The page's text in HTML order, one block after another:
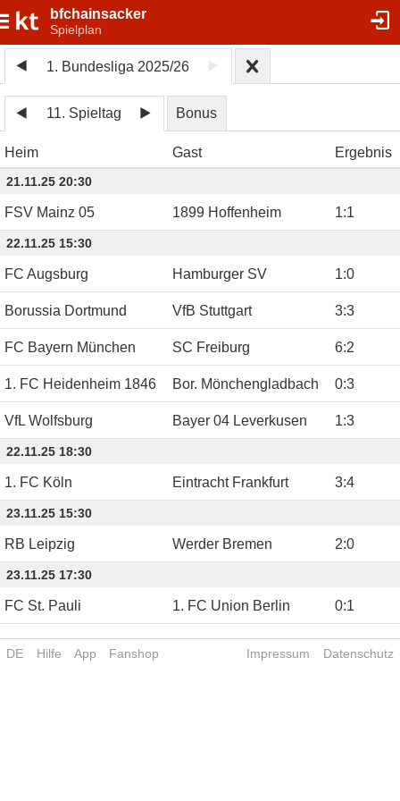
bfchainsacker
Spielplan
1. Bundesliga 2025/26
11. Spieltag Bonus
Heim Gast Ergebnis
21.11.25 20:30
FSV Mainz 05 1899 Hoffenheim 1:1
22.11.25 15:30
FC Augsburg Hamburger SV 1:0
Borussia Dortmund VfB Stuttgart 3:3
FC Bayern München SC Freiburg 6:2
1. FC Heidenheim 1846 Bor. Mönchengladbach 0:3
VfL Wolfsburg Bayer 04 Leverkusen 1:3
22.11.25 18:30
1. FC Köln Eintracht Frankfurt 3:4
23.11.25 15:30
RB Leipzig Werder Bremen 2:0
23.11.25 17:30
FC St. Pauli 1. FC Union Berlin 0:1
DE Hilfe App Fanshop Impressum Datenschutz